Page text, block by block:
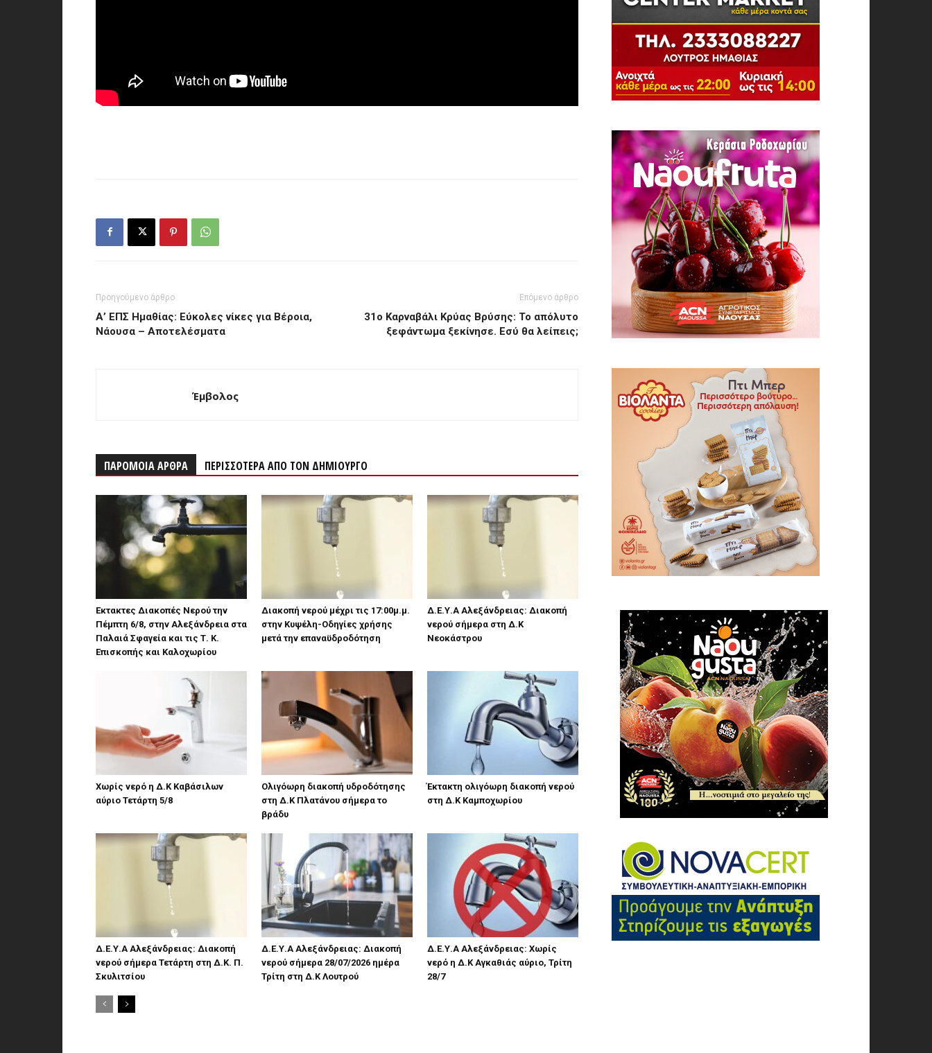
Προηγούμενο άρθρο
Α’ ΕΠΣ Ημαθίας: Εύκολες νίκες για Βέροια,
Νάουσα – Αποτελέσματα
Επόμενο άρθρο
31o Καρναβάλι Κρύας Βρύσης: Το απόλυτο
ξεφάντωμα ξεκίνησε. Εσύ θα λείπεις;
Έμβολος
ΠΑΡΟΜΟΙΑ ΑΡΘΡΑ ΠΕΡΙΣΣΟΤΕΡΑ ΑΠΟ ΤΟΝ ΔΗΜΙΟΥΡΓΟ
Έκτακτες Διακοπές Νερού την
Πέμπτη 6/8, στην Αλεξάνδρεια στα
Παλαιά Σφαγεία και τις Τ. Κ.
Επισκοπής και Καλοχωρίου
Διακοπή νερού μέχρι τις 17:00μ.μ.
στην Κυψέλη-Οδηγίες χρήσης
μετά την επαναϋδροδότηση
Δ.Ε.Υ.Α Αλεξάνδρειας: Διακοπή
νερού σήμερα στη Δ.Κ
Νεοκάστρου
Χωρίς νερό η Δ.Κ Καβάσιλων
αύριο Τετάρτη 5/8
Ολιγόωρη διακοπή υδροδότησης
στη Δ.Κ Πλατάνου σήμερα το
βράδυ
Έκτακτη ολιγόωρη διακοπή νερού
στη Δ.Κ Καμποχωρίου
Δ.Ε.Υ.Α Αλεξάνδρειας: Διακοπή
νερού σήμερα Τετάρτη στη Δ.Κ. Π.
Σκυλιτσίου
Δ.Ε.Υ.Α Αλεξάνδρειας: Διακοπή
νερού σήμερα 28/07/2026 ημέρα
Τρίτη στη Δ.Κ Λουτρού
Δ.Ε.Υ.Α Αλεξάνδρειας: Χωρίς
νερό η Δ.Κ Αγκαθιάς αύριο, Τρίτη
28/7